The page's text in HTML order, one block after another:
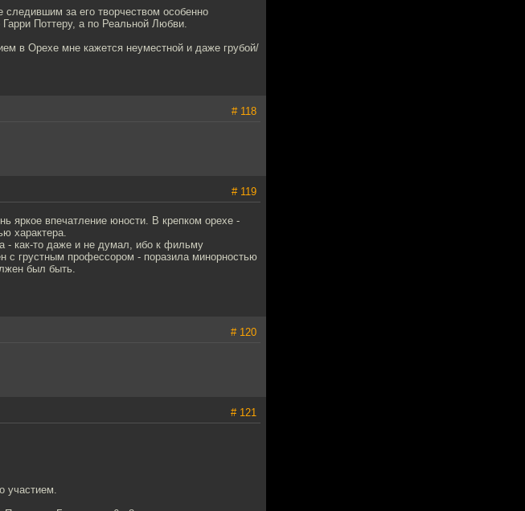
за его творчеством особенно
Поттеру, а по Реальной Любви.
в Орехе мне кажется неуместной и даже грубой/
# 118
# 119
яркое впечатление юности. В крепком орехе -
характера.
- как-то даже и не думал, ибо к фильму
с грустным профессором - поразила минорностью
был быть.
# 120
# 121
участием.